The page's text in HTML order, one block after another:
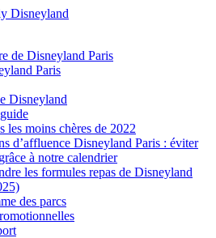
de Disneyland Paris
Paris
Disneyland
les moins chères de 2022
d’affluence Disneyland Paris : éviter
à notre calendrier
les formules repas de Disneyland
des parcs